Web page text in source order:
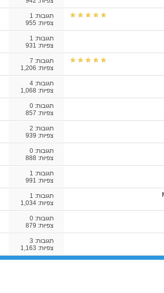
תגובות: 1
צפיות: 955
תגובות: 1
צפיות: 931
תגובות: 7
צפיות: 1,206
תגובות: 4
צפיות: 1,068
תגובות: 0
צפיות: 857
תגובות: 2
צפיות: 939
תגובות: 0
צפיות: 888
תגובות: 1
צפיות: 991
תגובות: 1
צפיות: 1,034
תגובות: 0
צפיות: 879
תגובות: 3
צפיות: 1,163